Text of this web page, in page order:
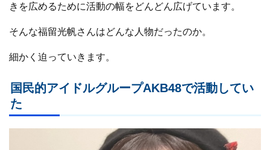
きを広めるために活動の幅をどんどん広げています。
そんな福留光帆さんはどんな人物だったのか。
細かく迫っていきます。
国民的アイドルグループAKB48で活動してい
た